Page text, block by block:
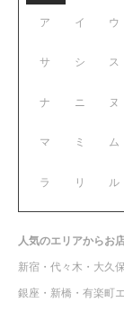
ア イ ウ
サ シ ス
ナ ニ ヌ
マ ミ ム
ラ リ ル
人気のエリアからお
新宿・代々木・大久
銀座・新橋・有楽町